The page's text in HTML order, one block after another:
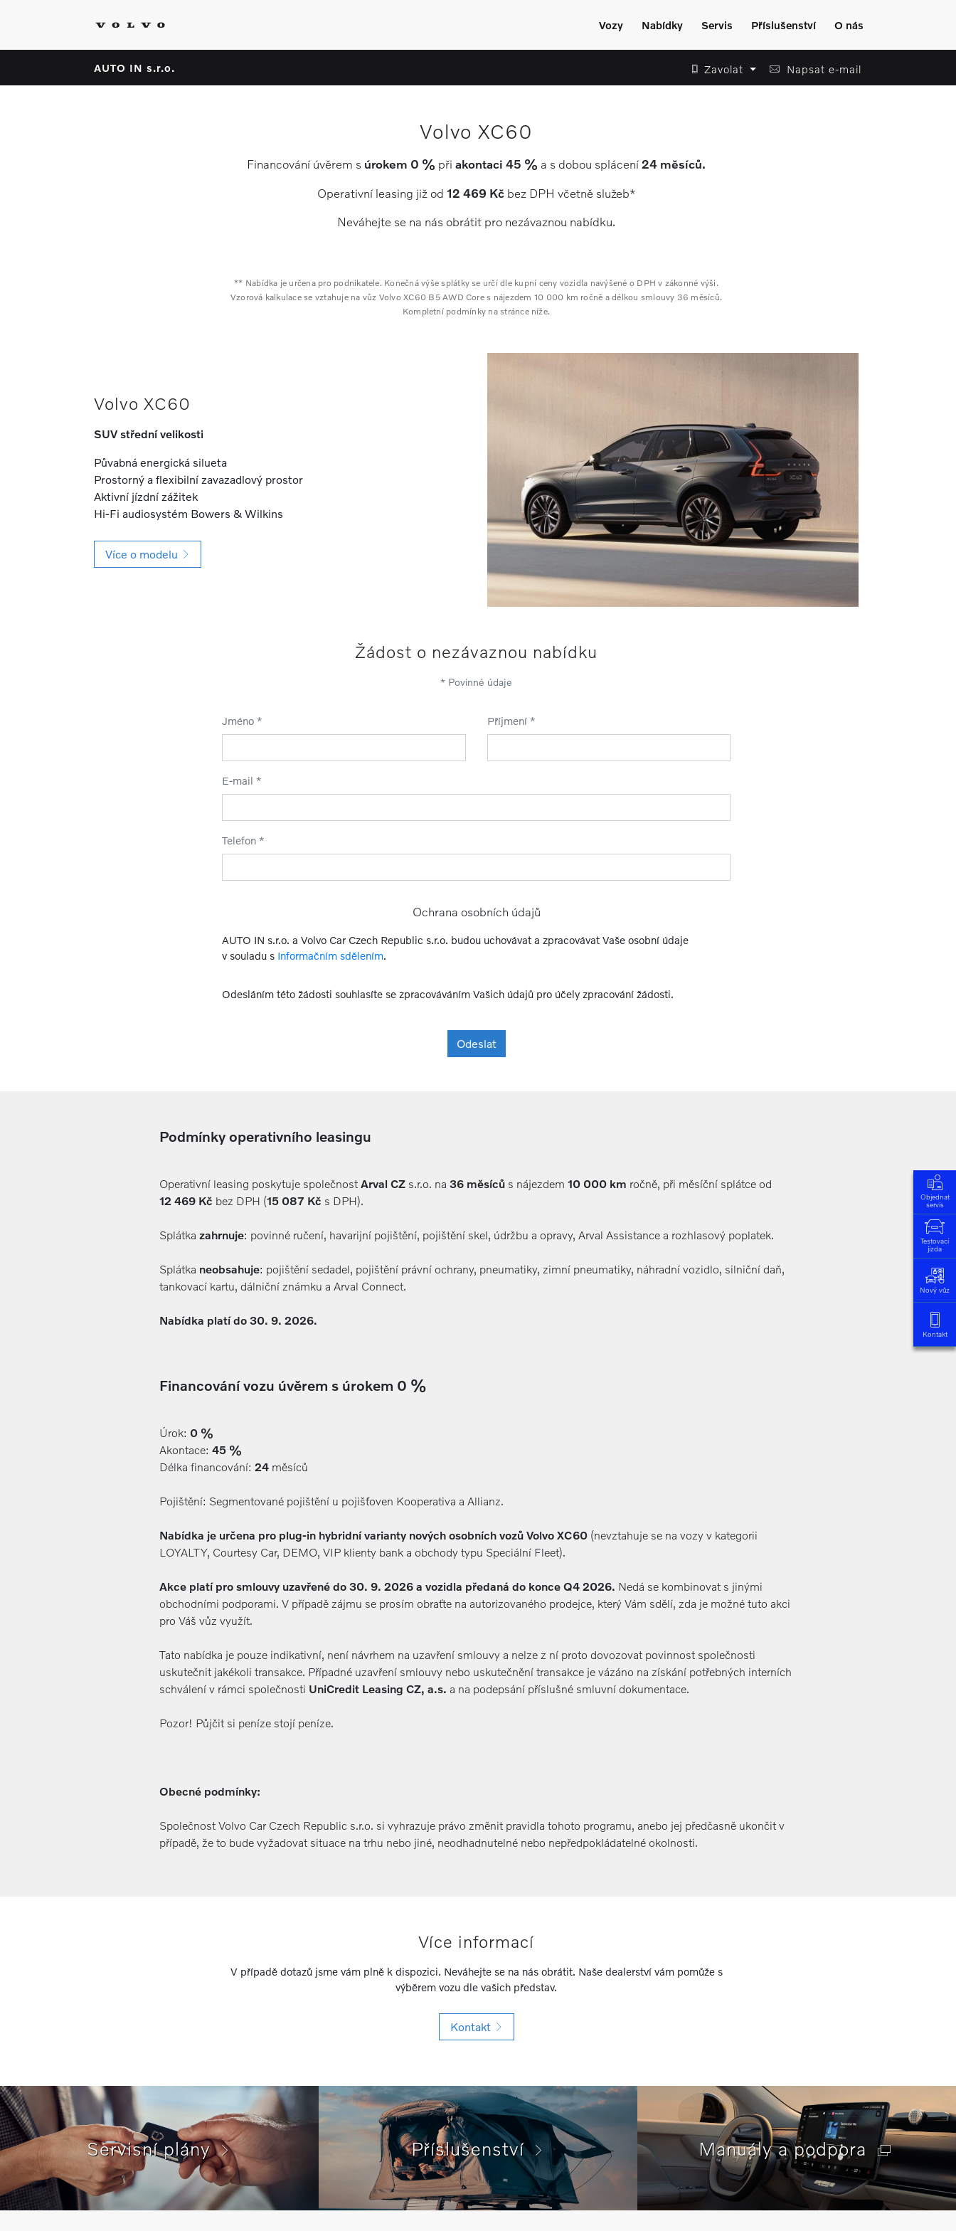
Vozy Nabídky Servis Příslušenství O nás
AUTO IN s.r.o. Zavolat Napsat e-mail
Volvo XC60
Financování úvěrem s úrokem 0 % při akontaci 45 % a s dobou splácení 24 měsíců.
Operativní leasing již od 12 469 Kč bez DPH včetně služeb*
Neváhejte se na nás obrátit pro nezávaznou nabídku.
** Nabídka je určena pro podnikatele. Konečná výše splátky se určí dle kupní ceny vozidla navýšené o DPH v zákonné výši.
Vzorová kalkulace se vztahuje na vůz Volvo XC60 B5 AWD Core s nájezdem 10 000 km ročně a délkou smlouvy 36 měsíců.
Kompletní podmínky na stránce níže.
Volvo XC60
SUV střední velikosti
Půvabná energická silueta
Prostorný a flexibilní zavazadlový prostor
Aktivní jízdní zážitek
Hi-Fi audiosystém Bowers & Wilkins
Více o modelu
Žádost o nezávaznou nabídku
* Povinné údaje
Jméno * Příjmení *
E-mail *
Telefon *
Ochrana osobních údajů
AUTO IN s.r.o. a Volvo Car Czech Republic s.r.o. budou uchovávat a zpracovávat Vaše osobní údaje
v souladu s Informačním sdělením.
Odesláním této žádosti souhlasíte se zpracováváním Vašich údajů pro účely zpracování žádosti.
Odeslat
Podmínky operativního leasingu
Operativní leasing poskytuje společnostArval CZ s.r.o. na36 měsíců s nájezdem10 000 km ročně, při měsíční splátce od
12 469 Kč bez DPH (15 087 Kč s DPH).
Splátkazahrnuje: povinné ručení, havarijní pojištění, pojištění skel, údržbu a opravy, Arval Assistance a rozhlasový poplatek.
Splátka neobsahuje: pojištění sedadel, pojištění právní ochrany, pneumatiky, zimní pneumatiky, náhradní vozidlo, silniční daň,
tankovací kartu, dálniční známku a Arval Connect.
Nabídka platí do 30. 9. 2026.
Financování vozu úvěrem s úrokem 0 %
Úrok: 0 %
Akontace:45 %
Délka financování:24 měsíců
Pojištění: Segmentované pojištění u pojišťoven Kooperativa a Allianz.
Nabídka je určena pro plug-in hybridní varianty nových osobních vozů Volvo XC60 (nevztahuje se na vozy v kategorii
LOYALTY, Courtesy Car, DEMO, VIP klienty bank a obchody typu Speciální Fleet).
Akce platí pro smlouvy uzavřené do 30. 9. 2026 a vozidla předaná do konce Q4 2026. Nedá se kombinovat s jinými
obchodními podporami. V případě zájmu se prosím obraťte na autorizovaného prodejce, který Vám sdělí, zda je možné tuto akci
pro Váš vůz využít.
Tato nabídka je pouze indikativní, není návrhem na uzavření smlouvy a nelze z ní proto dovozovat povinnost společnosti
uskutečnit jakékoli transakce. Případné uzavření smlouvy nebo uskutečnění transakce je vázáno na získání potřebných interních
schválení v rámci společnosti UniCredit Leasing CZ, a.s. a na podepsání příslušné smluvní dokumentace.
Pozor! Půjčit si peníze stojí peníze.
Obecné podmínky:
Společnost Volvo Car Czech Republic s.r.o. si vyhrazuje právo změnit pravidla tohoto programu, anebo jej předčasně ukončit v
případě, že to bude vyžadovat situace na trhu nebo jiné, neodhadnutelné nebo nepředpokládatelné okolnosti.
Více informací
V případě dotazů jsme vám plně k dispozici. Neváhejte se na nás obrátit. Naše dealerství vám pomůže s
výběrem vozu dle vašich představ.
Kontakt
Servisní plány Příslušenství Manuály a podpora
Objednat
servis
Testovací
jízda
Nový vůz
Kontakt